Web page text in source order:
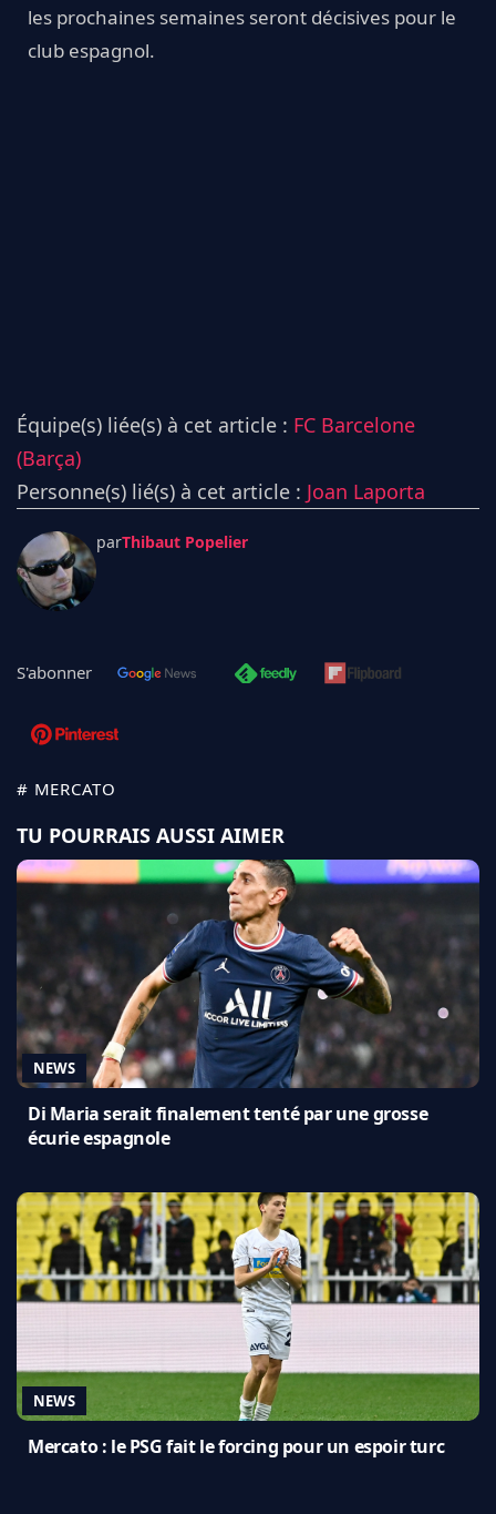
les prochaines semaines seront décisives pour le
club espagnol.
Équipe(s) liée(s) à cet article : FC Barcelone
(Barça)
Personne(s) lié(s) à cet article : Joan Laporta
parThibaut Popelier
S'abonner
# MERCATO
TU POURRAIS AUSSI AIMER
NEWS
Di Maria serait finalement tenté par une grosse
écurie espagnole
NEWS
Mercato : le PSG fait le forcing pour un espoir turc